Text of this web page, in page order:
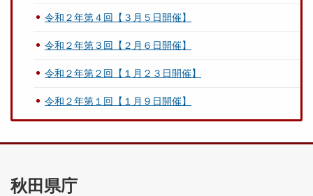
令和２年第４回【３月５日開催】
令和２年第３回【２月６日開催】
令和２年第２回【１月２３日開催】
令和２年第１回【１月９日開催】
秋田県庁